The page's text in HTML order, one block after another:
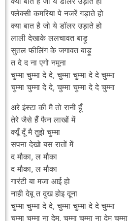
फ्लेक्सी कमरिया पे नजरें गड़ाते हो
क्या बात है जो ये डॉलर उड़ाते हो
लाली देखाके ललचावत बाड़ू
सुतल फीलिंग के जगावत बाड़ू
त दे द ना एगो नमूना
चुम्मा चुम्मा दे दे, चुम्मा चुम्मा दे दे चुम्मा
चुम्मा चुम्मा दे दे, चुम्मा चुम्मा दे दे चुम्मा
अरे इंस्टा की मै तो रानी हूँ
तेरे जैसे हैँ फैन लाखों में
क्यूँ दूँ मै तुझे चुम्मा
सपना देखो बस रातों में
द मौका, ल मौका
द मौका, ल मौका
गारंटी बा मजा आई हो
नाही देबू त दुख होइ दूना
चुम्मा चुम्मा दे दे, चुम्मा चुम्मा दे दे चुम्मा
चुम्मा चुम्मा ना देम, चुम्मा चुम्मा ना देम चुम्मा